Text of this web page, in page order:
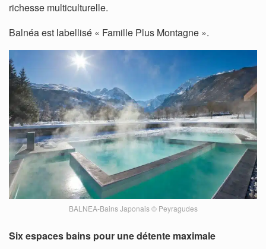
richesse multiculturelle.
Balnéa est labellisé « Famille Plus Montagne ».
BALNEA-Bains Japonais © Peyragudes
Six espaces bains pour une détente maximale